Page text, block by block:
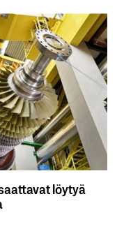
löytyä